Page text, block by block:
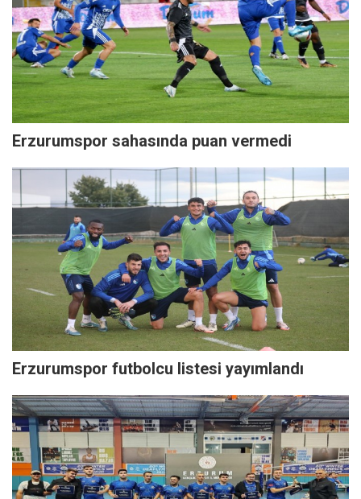
Erzurumspor sahasında puan vermedi
Erzurumspor futbolcu listesi yayımlandı